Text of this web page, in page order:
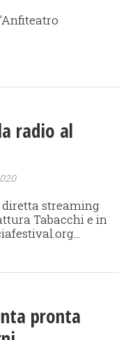
radio al
diretta streaming
Tabacchi e in
pronta